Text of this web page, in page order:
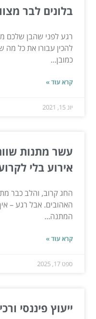
בלונים לבר
רגע לפני שהבן שלכם
להכין עבורו את כל מה
כמובן...
קרא עוד »
יונ 15, 2021
עשר מתנות
אירוע בלי
החג קרוב, והלב כבר
האהובים. אבל רגע –
המתנה...
קרא עוד »
ספט 17, 2025
ייעוץ פיננסי